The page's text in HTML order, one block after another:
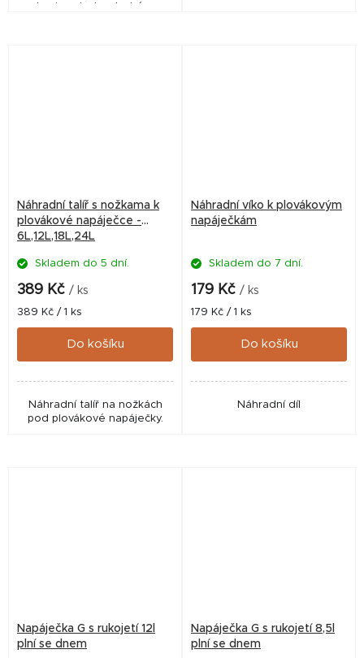
krmivo. Jednoduché a
Náhradní talíř s nožkama k
plovákové napáječce -
6L,12L,18L,24L
Skladem do 5 dní.
389 Kč / ks
Měrná
cena:
389 Kč / 1 ks
Do košíku
Náhradní talíř na nožkách
pod plovákové napáječky.
Náhradní víko k plovákovým
napáječkám
Skladem do 7 dní.
179 Kč / ks
Měrná
cena:
179 Kč / 1 ks
Do košíku
Náhradní díl
Napáječka G s rukojetí 12l
plní se dnem
Napáječka G s rukojetí 8,5l
plní se dnem